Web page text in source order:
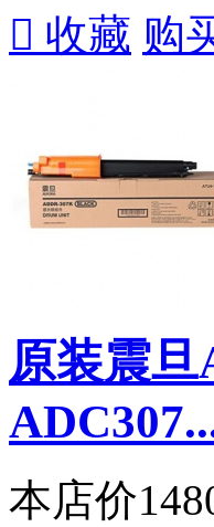
 收藏 购
原装震
本店价